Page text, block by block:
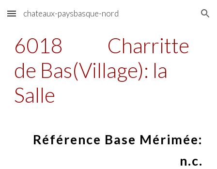
Skip to main content Skip to navigation
chateaux-paysbasque-nord
6018
Charritte
de Bas(Village): la
Salle
Référence Base Mérimée:
n.c.